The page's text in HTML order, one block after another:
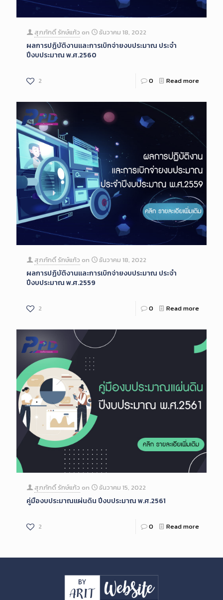
สุภภักดิ์ รักษ์แก้ว on ธันวาคม 18, 2022
ผลการปฏิบัติงานและการเบิกจ่ายงบประมาณ ประจำ
ปีงบประมาณ พ.ศ.2560
2 0 Read more
สุภภักดิ์ รักษ์แก้ว on ธันวาคม 18, 2022
ผลการปฏิบัติงานและการเบิกจ่ายงบประมาณ ประจำ
ปีงบประมาณ พ.ศ.2559
2 0 Read more
สุภภักดิ์ รักษ์แก้ว on ธันวาคม 15, 2022
คู่มืองบประมาณแผ่นดิน ปีงบประมาณ พ.ศ.2561
2 0 Read more